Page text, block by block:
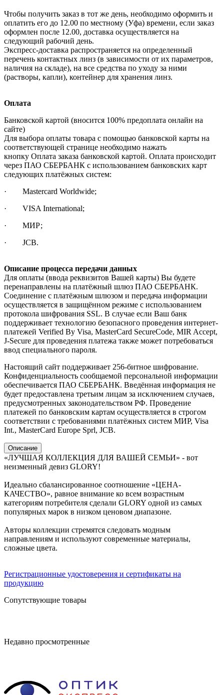
Чтобы получить заказ в тот же день, необходимо оформить и
оплатить его до 12.00 по местному (Уфа) времени, если заказ
оформлен после 12.00, доставка осуществляется на
следующий рабочий день.
Экспресс-доставка распространяется на определенный
перечень контактных линз (в зависимости от их параметров,
наличия на складе), на все средства по уходу за ними
(растворы, капли), контейнер для хранения линз.
Оплата
Банковской картой (вносится 100% предоплата онлайн на
сайте)
Для выбора оплаты товара с помощью банковской карты на
соответствующей странице необходимо нажать
кнопку Оплата заказа банковской картой. Оплата происходит
через ПАО СБЕРБАНК с использованием банковских карт
следующих платёжных систем:
· Mastercard Worldwide;
· VISA International;
· МИР;
· JCB.
Описание процесса передачи данных
Для оплаты (ввода реквизитов Вашей карты) Вы будете
перенаправлены на платёжный шлюз ПАО СБЕРБАНК.
Соединение с платёжным шлюзом и передача информации
осуществляется в защищённом режиме с использованием
протокола шифрования SSL. В случае если Ваш банк
поддерживает технологию безопасного проведения интернет-
платежей Verified By Visa, MasterCard SecureCode, MIR Accept,
J-Secure для проведения платежа также может потребоваться
ввод специального пароля.
Настоящий сайт поддерживает 256-битное шифрование.
Конфиденциальность сообщаемой персональной информации
обеспечивается ПАО СБЕРБАНК. Введённая информация не
будет предоставлена третьим лицам за исключением случаев,
предусмотренных законодательством РФ. Проведение
платежей по банковским картам осуществляется в строгом
соответствии с требованиями платёжных систем МИР, Visa
Int., MasterCard Europe Sprl, JCB.
Описание
«ЛУЧШАЯ КОЛЛЕКЦИЯ ДЛЯ ВАШЕЙ СЕМЬИ» - вот
неизменный девиз GLORY!
Идеально сбалансированное соотношение «ЦЕНА-
КАЧЕСТВО», равное внимание ко всем возрастным
категориям потребителя сделали GLORY одной из самых
популярных марок в низком ценовом диапазоне.
Авторы коллекции стремятся следовать модным
направлениям и используют современные материалы,
сложные цвета.
Регистрационные удостоверения и сертификаты на
продукцию
Сопутствующие товары
Недавно просмотренные